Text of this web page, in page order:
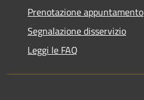
Prenotazione appuntamento
Segnalazione disservizio
Leggi le FAQ